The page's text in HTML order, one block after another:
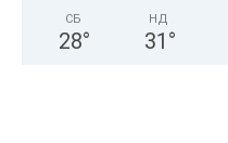
СБ
28°
НД
31 °